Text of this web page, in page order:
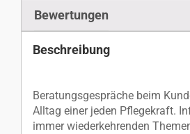
Bewertungen
Beschreibung
Beratungsgespräche beim
Alltag einer jeden Pflegekraft.
immer wiederkehrenden